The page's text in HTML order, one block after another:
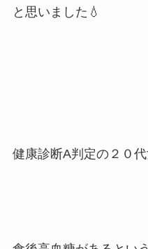
と思いました💧
健康診断A判定の２０代